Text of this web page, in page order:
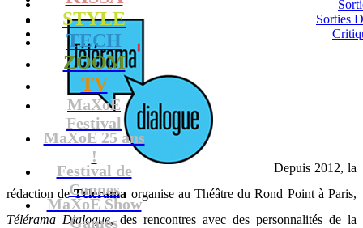
STYLE
TECH
ZOOM
TV
MaXoE
Festival
MaXoE 25 ans
!
Festival de
Cannes
MaXoE Show
Games
Sorties
Depuis 2012, la
rédaction deTélérama organise au Théâtre du Rond Point à Paris,
Télérama Dialogue, des rencontres avec des personnalités de la